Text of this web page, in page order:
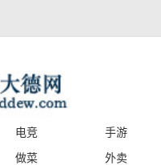
电竞
手游
做菜
外卖